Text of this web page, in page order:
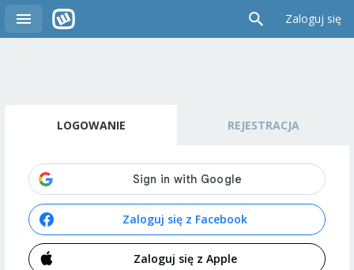
Zaloguj się
LOGOWANIE REJESTRACJA
Zaloguj się z Facebook
Zaloguj się z Apple